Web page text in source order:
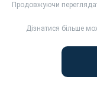
Продовжуючи
Дізнатися більше
2002-2022